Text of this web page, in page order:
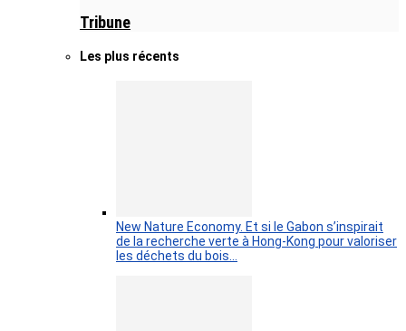
Tribune
Les plus récents
New Nature Economy. Et si le Gabon s’inspirait
de la recherche verte à Hong-Kong pour valoriser
les déchets du bois…